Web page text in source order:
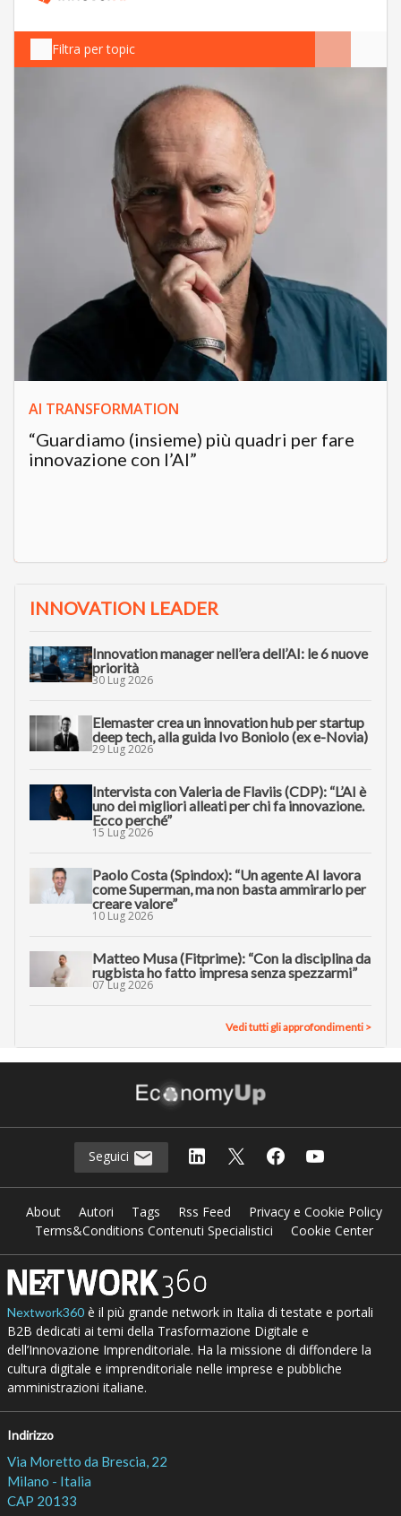
Filtra per topic
AI TRANSFORMATION
“Guardiamo (insieme) più quadri per fare
innovazione con l’AI”
INNOVATION LEADER
Innovation manager nell’era dell’AI: le 6 nuove
priorità
30 Lug 2026
Elemaster crea un innovation hub per startup
deep tech, alla guida Ivo Boniolo (ex e-Novia)
29 Lug 2026
Intervista con Valeria de Flaviis (CDP): “L’AI è
uno dei migliori alleati per chi fa innovazione.
Ecco perché”
15 Lug 2026
Paolo Costa (Spindox): “Un agente AI lavora
come Superman, ma non basta ammirarlo per
creare valore”
10 Lug 2026
Matteo Musa (Fitprime): “Con la disciplina da
rugbista ho fatto impresa senza spezzarmi”
07 Lug 2026
Vedi tutti gli approfondimenti >
Seguici
About Autori Tags Rss Feed
Privacy e Cookie Policy
Terms&Conditions Contenuti Specialistici
Cookie Center
Nextwork360è il più grande network in Italia di testate e portali
B2B dedicati ai temi della Trasformazione Digitale e
dell’Innovazione Imprenditoriale. Ha la missione di diffondere la
cultura digitale e imprenditoriale nelle imprese e pubbliche
amministrazioni italiane.
Indirizzo
Via Moretto da Brescia, 22
Milano - Italia
CAP 20133